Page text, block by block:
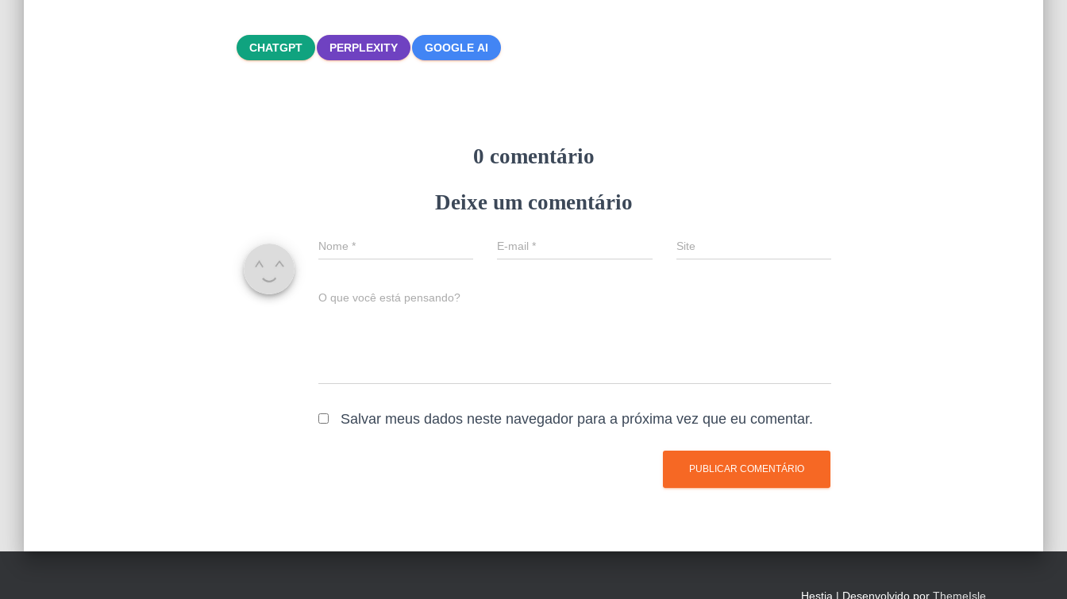
CHATGPT PERPLEXITY GOOGLE AI
0 comentário
Deixe um comentário
Nome * E-mail* Site
O que você está pensando?
Salvar meus dados neste navegador para a próxima vez que eu comentar.
Hestia | Desenvolvido por ThemeIsle